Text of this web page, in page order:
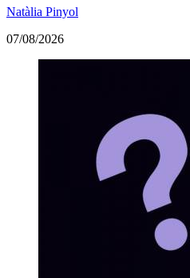
Natàlia Pinyol
07/08/2026